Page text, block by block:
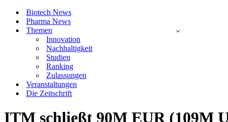
Biotech News
Pharma News
Themen
Innovation
Nachhaltigkeit
Studien
Ranking
Zulassungen
Veranstaltungen
Die Zeitschrift
ITM schließt 90M EUR (109M